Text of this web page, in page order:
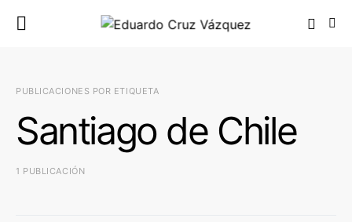
PUBLICACIONES POR ETIQUETA
Santiago de Chile
1 PUBLICACIÓN